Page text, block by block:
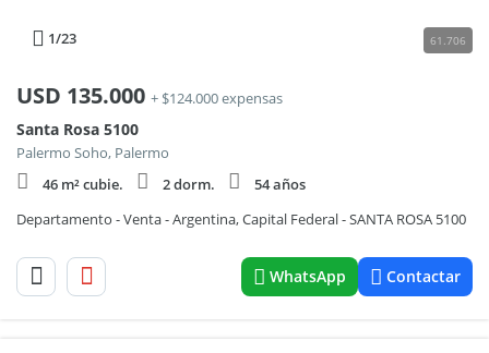
1/23 61.706
USD 135.000 + $124.000 expensas
Santa Rosa 5100
Palermo Soho, Palermo
46 m² cubie.
2 dorm.
54 años
Departamento - Venta - Argentina, Capital Federal - SANTA ROSA 5100
WhatsApp Contactar